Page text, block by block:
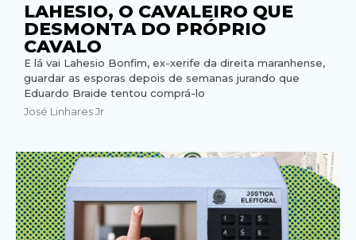
LAHESIO, O CAVALEIRO QUE
DESMONTA DO PRÓPRIO
CAVALO
E lá vai Lahesio Bonfim, ex-xerife da direita maranhense,
guardar as esporas depois de semanas jurando que
Eduardo Braide tentou comprá-lo
José Linhares Jr